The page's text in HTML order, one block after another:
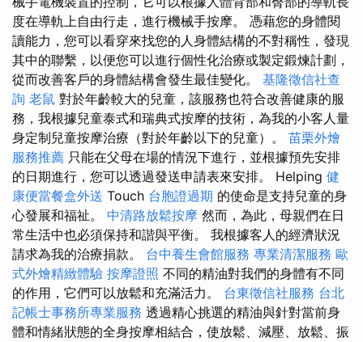
度在導軌上自由行走，進行機械手按摩。 憑藉您的身體閱
讀能力，您可以看穿來找您的人身體結構的不對稱性，發現
其中的聯繫，以便您可以進行個性化治療或製定鍛煉計劃，
從而改善客戶的身體結構會發生最佳變化。 基隆徵信社查
詢 老鼠 對於年齡較大的兒童，該服務也符合改善健康的服
務，我根據兒童泰式和瑞典式按摩的技術，為我的小客人量
身定制兒童按摩治療（對於年齡以下的兒童）。 苗栗外燴
服務推薦 只能在父母在場的情況下進行，並根據預先安排
的日期進行，您可以透過發送申請表來安排。 Helping 健
康便當餐盒外送 Touch 台胞證過期 的使命是支持兒童的身
心發展和福祉。 中清路放鬆按摩 然而，為此，母親們在日
常生活中也必須保持和諧與平衡。 我根據客人的經濟狀況
請求為我的治療捐款。 台中養生會館服務 專業清潔服務 歐
式外燴精緻體驗 按摩證照 不同的精油對我們的身體有不同
的作用，它們可以放鬆和充滿活力。 台東徵信社服務 台北
記帳士事務所專業服務 透過精心挑選的精油與針對當前身
體和情緒狀態的全身按摩相結合，使放鬆、減壓、放鬆、振